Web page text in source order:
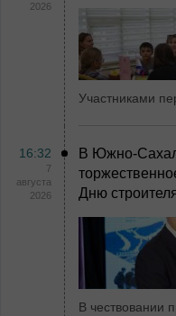
2026
Участниками
16:32
7
августа
2026
В Южно-
Дню
В чествовании